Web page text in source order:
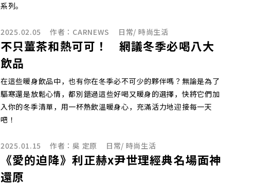
系列。
2025.02.05 作者： CARNEWS 日常/ 時尚生活
不只薑茶和熱可可！ 網議冬季必喝八大
飲品
在這些暖身飲品中，也有你在冬季必不可少的夥伴嗎？無論是為了
驅寒還是放鬆心情，都別錯過這些好喝又暖身的選擇，快將它們加
入你的冬季清單，用一杯熱飲溫暖身心，充滿活力地迎接每一天
吧！
2025.01.15 作者：吳 定原 日常/ 時尚生活
《愛的迫降》利正赫x尹世理經典名場面神
還原